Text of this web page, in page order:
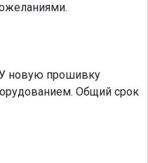
новую прошивку
Общий срок